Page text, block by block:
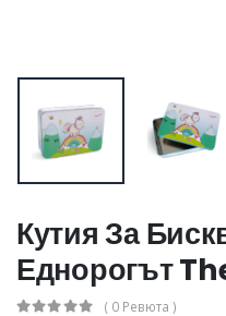
Кутия За
Еднорогът
( 0 Ревюта )